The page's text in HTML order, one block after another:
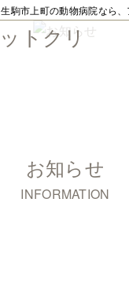
生駒市上町の動物病院なら
お知らせ
INFORMATION